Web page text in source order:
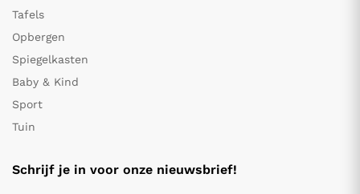
Tafels
Opbergen
Spiegelkasten
Baby & Kind
Sport
Tuin
Schrijf je in voor onze nieuwsbrief!